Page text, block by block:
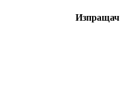
Изпращач